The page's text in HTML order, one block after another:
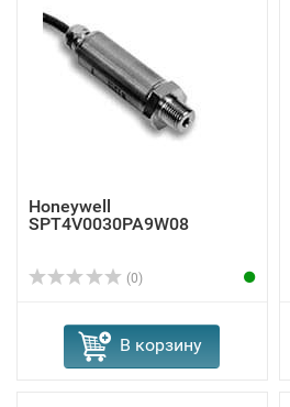
Honeywell
SPT4V0030PA9W08
(0)
В корзину